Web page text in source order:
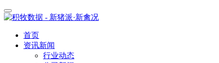
首页
资讯新闻
行业动态